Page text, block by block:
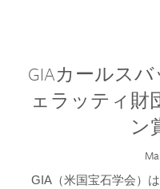
GIAカールス
ェラッティ財
ン
GIA（米国宝石学会）